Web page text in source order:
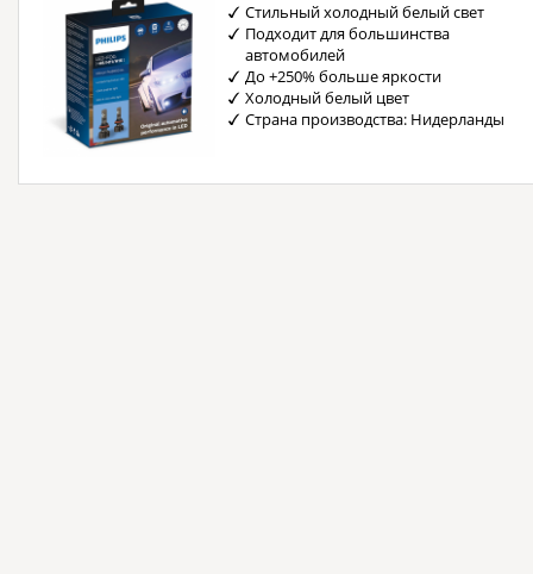
Стильный холодный белый свет
Подходит для большинства
автомобилей
До +250% больше яркости
Холодный белый цвет
Страна производства: Нидерланды